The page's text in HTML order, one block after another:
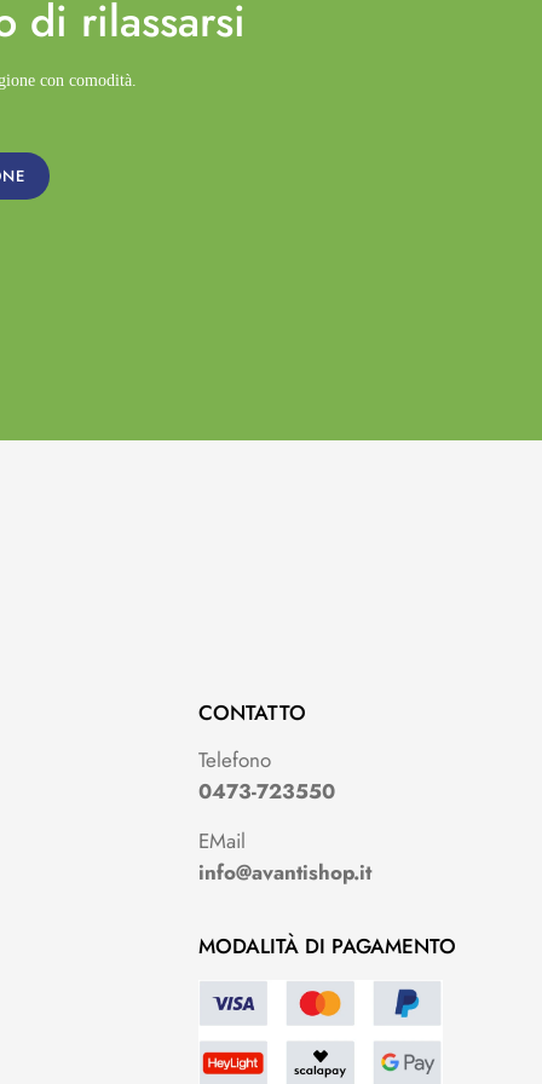
di rilassarsi
con comodità.
CONTATTO
Telefono
0473-723550
EMail
info@avantishop.it
MODALITÀ DI PAGAMENTO